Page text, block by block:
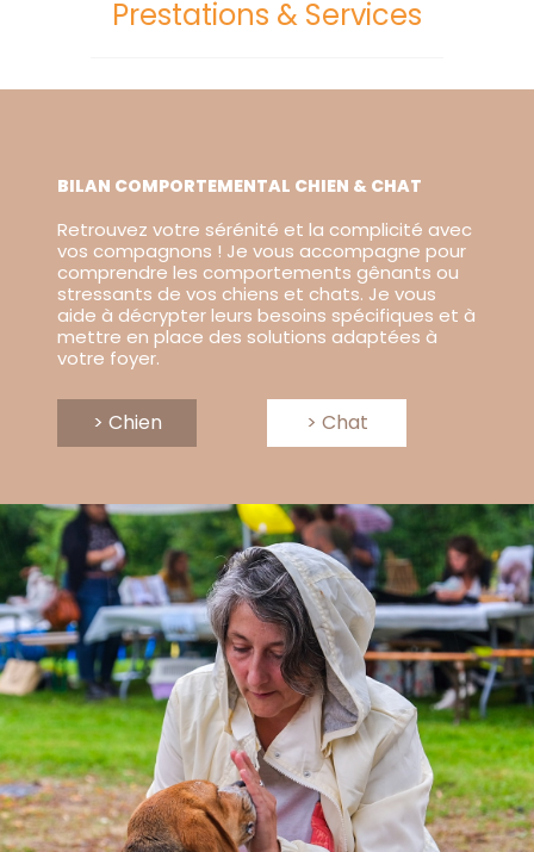
Prestations & Services
BILAN COMPORTEMENTAL CHIEN & CHAT
Retrouvez votre sérénité et la complicité avec
vos compagnons ! Je vous accompagne pour
comprendre les comportements gênants ou
stressants de vos chiens et chats. Je vous
aide à décrypter leurs besoins spécifiques et à
mettre en place des solutions adaptées à
votre foyer.
> Chien > Chat